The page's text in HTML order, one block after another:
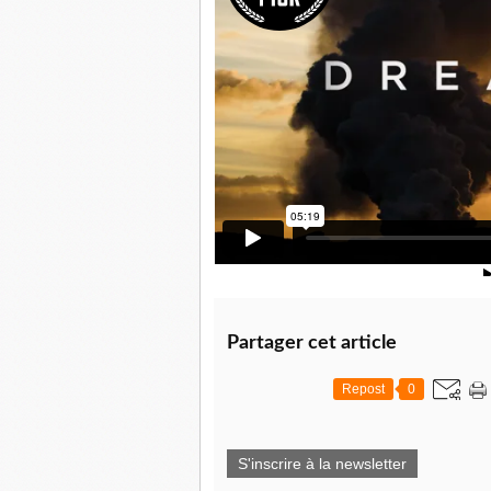
Partager cet article
Repost 0
S'inscrire à la newsletter